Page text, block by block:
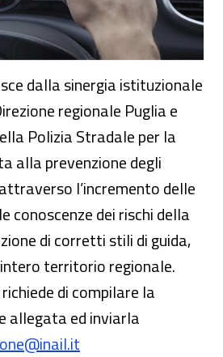
dalla sinergia istituzionale
regionale Puglia e
Polizia Stradale per la
alla prevenzione degli
l’incremento delle
conoscenze dei rischi della
di corretti stili di guida,
territorio regionale.
di compilare la
allegata ed inviarla